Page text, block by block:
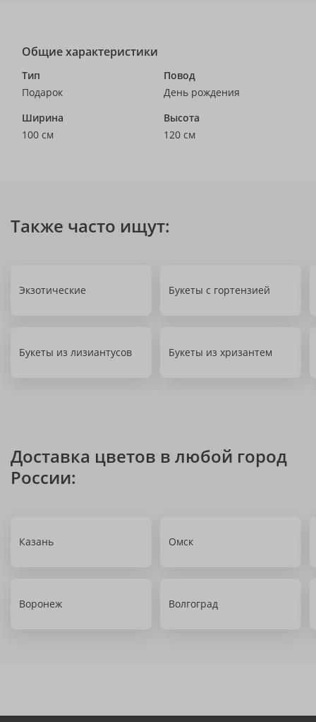
Общие характеристики
Тип
Подарок
Повод
День рождения
Ширина
100 см
Высота
120 см
Также часто ищут:
Экзотические Букеты с гортензией
Букеты из лизиантусов Букеты из хризантем
Доставка цветов в любой город
России:
Казань Омск
Воронеж Волгоград